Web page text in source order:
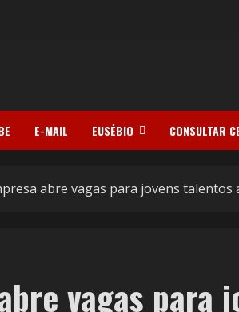
E-MAIL EUSÉBIO CONSULTAR
abre vagas para jovens
vagas